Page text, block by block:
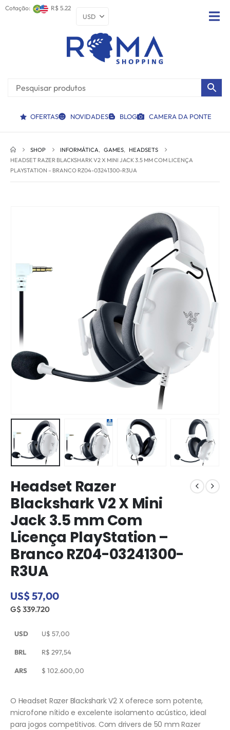
Cotação: R$ 5.22
OFERTAS NOVIDADES BLOG CAMERA DA PONTE
SHOP INFORMÁTICA, GAMES, HEADSETS
HEADSET RAZER BLACKSHARK V2 X MINI JACK 3.5 MM COM LICENÇA
PLAYSTATION – BRANCO RZ04-03241300-R3UA
Headset Razer
Blackshark V2 X Mini
Jack 3.5 mm Com
Licença PlayStation –
Branco RZ04-03241300-
R3UA
US$ 57,00
G$ 339.720
USD U$ 57,00
BRL R$ 297,54
ARS $ 102.600,00
O Headset Razer Blackshark V2 X oferece som potente,
microfone nítido e excelente isolamento acústico, ideal
para jogos competitivos. Com drivers de 50 mm Razer